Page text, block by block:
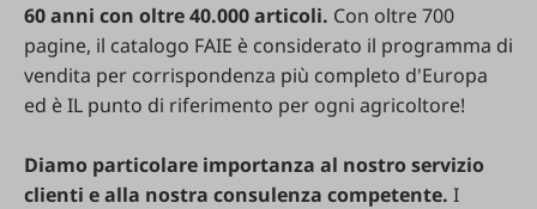
60 anni con oltre 40.000 articoli. Con oltre 700
pagine, il catalogo FAIE è considerato il programma di
vendita per corrispondenza più completo d'Europa
ed è IL punto di riferimento per ogni agricoltore!
Diamo particolare importanza al nostro servizio
clienti e alla nostra consulenza competente. I